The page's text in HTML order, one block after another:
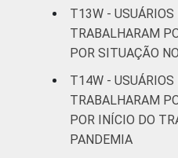
T13W -
TRABALHARAM
POR SITUAÇÃO
T14W -
TRABALHARAM
POR INÍCIO DO
PANDEMIA